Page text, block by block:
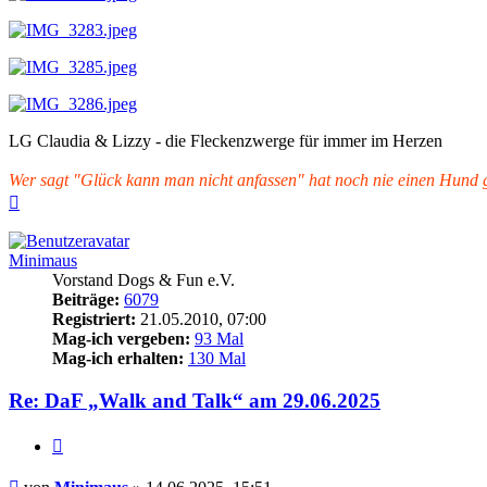
LG Claudia & Lizzy - die Fleckenzwerge für immer im Herzen
Wer sagt "Glück kann man nicht anfassen" hat noch nie einen Hund
Minimaus
Vorstand Dogs & Fun e.V.
Beiträge: 6079
Registriert: 21.05.2010, 07:00
Mag-ich vergeben: 93 Mal
Mag-ich erhalten: 130 Mal
Re: DaF „Walk and Talk“ am 29.06.2025
Beitrag